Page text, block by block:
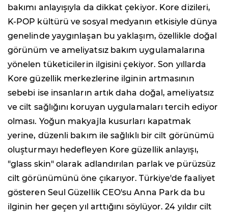
bakımı anlayışıyla da dikkat çekiyor. Kore dizileri,
K-POP kültürü ve sosyal medyanın etkisiyle dünya
genelinde yaygınlaşan bu yaklaşım, özellikle doğal
görünüm ve ameliyatsız bakım uygulamalarına
yönelen tüketicilerin ilgisini çekiyor. Son yıllarda
Kore güzellik merkezlerine ilginin artmasının
sebebi ise insanların artık daha doğal, ameliyatsız
ve cilt sağlığını koruyan uygulamaları tercih ediyor
olması. Yoğun makyajla kusurları kapatmak
yerine, düzenli bakım ile sağlıklı bir cilt görünümü
oluşturmayı hedefleyen Kore güzellik anlayışı,
"glass skin" olarak adlandırılan parlak ve pürüzsüz
cilt görünümünü öne çıkarıyor. Türkiye'de faaliyet
gösteren Seul Güzellik CEO'su Anna Park da bu
ilginin her geçen yıl arttığını söylüyor. 24 yıldır cilt